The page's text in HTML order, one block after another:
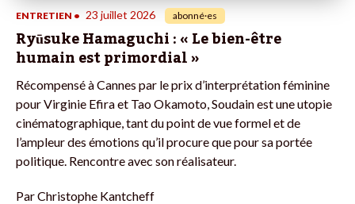
ENTRETIEN • 23 juillet 2026 abonné·es
Ryūsuke Hamaguchi : « Le bien-être
humain est primordial »
Récompensé à Cannes par le prix d’interprétation féminine
pour Virginie Efira et Tao Okamoto, Soudain est une utopie
cinématographique, tant du point de vue formel et de
l’ampleur des émotions qu’il procure que pour sa portée
politique. Rencontre avec son réalisateur.
ParChristophe Kantcheff